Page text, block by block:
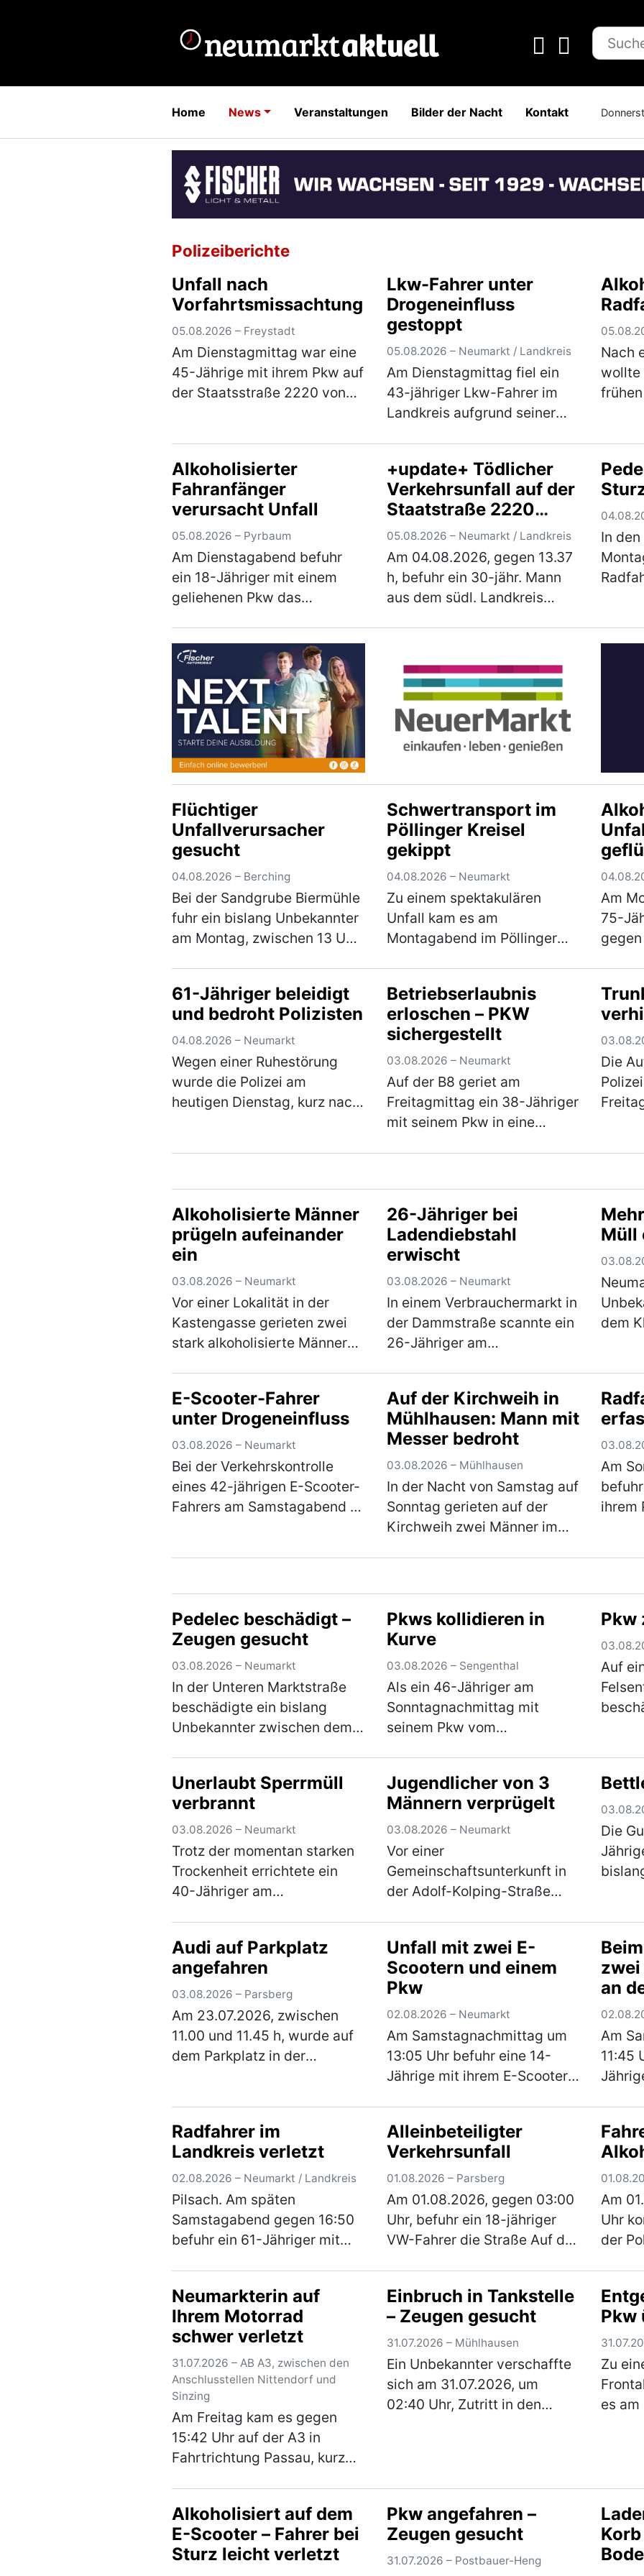
Home News Veranstaltungen Bilder der Nacht Kontakt
Polizeiberichte
Unfall nach
Vorfahrtsmissachtung
05.08.2026 – Freystadt
Am Dienstagmittag war eine
45-Jährige mit ihrem Pkw auf
der Staatsstraße 2220 von
Kreuzung mit der
Staatsstraße 2238 die
Vorfahrt eine…(mehr)
Lkw-Fahrer unter
Drogeneinfluss
gestoppt
05.08.2026 – Neumarkt / Landkreis
Am Dienstagmittag fiel ein
43-jähriger Lkw-Fahrer im
Landkreis aufgrund seiner
Verkehrskontrolle wurde
festgestellt, dass der Herr
unter dem Einflus…(mehr)
Nach
wollte
(mehr)
Alkoholisierter
Fahranfänger
verursacht Unfall
05.08.2026 – Pyrbaum
Am Dienstagabend befuhr
ein 18-Jähriger mit einem
geliehenen Pkw das
hierbei einige Runden um
einen Fischweiher. Hierbei
verlor der Fahranfänger …
(mehr)
+update+ Tödlicher
Verkehrsunfall auf der
Staatstraße 2220
zwischen Lengenfeld
und
Trocknungsanlage
05.08.2026 – Neumarkt / Landkreis
Am 04.08.2026, gegen 13.37
h, befuhr ein 30-jähr. Mann
aus dem südl. Landkreis
Fahrtrichtung Lengenfeld.
Ca. 500 m nach der
Trocknung…(mehr)
In
Flüchtiger
Unfallverursacher
gesucht
04.08.2026 – Berching
Bei der Sandgrube Biermühle
fuhr ein bislang Unbekannter
am Montag, zwischen 13 Uhr
Eingangstor und verursachte
einen Sachschaden in Höhe
von rund 5.000 €. Der…
(mehr)
Schwertransport im
Pöllinger Kreisel
gekippt
04.08.2026 – Neumarkt
Zu einem spektakulären
Unfall kam es am
Montagabend im Pöllinger
während der Fahrt die Achse,
woraufhin der Nachläufer des
Sattelaufliegers umkippte
und e…(mehr)
Am
75-
sich
von
den
61-Jähriger beleidigt
und bedroht Polizisten
04.08.2026 – Neumarkt
Wegen einer Ruhestörung
wurde die Polizei am
heutigen Dienstag, kurz nach
über den Besuch jedoch
nicht…(mehr)
Betriebserlaubnis
erloschen – PKW
sichergestellt
03.08.2026 – Neumarkt
Auf der B8 geriet am
Freitagmittag ein 38-Jähriger
mit seinem Pkw in eine
Veränderungen
vorgenommen hatte, die zum
Erlöschen d…(mehr)
Die
Alkoholisierte Männer
prügeln aufeinander
ein
03.08.2026 – Neumarkt
Vor einer Lokalität in der
Kastengasse gerieten zwei
stark alkoholisierte Männer
einen Streit, in dessen Verlauf
die beiden gegenseitig
aufeinander ein…(mehr)
26-Jähriger bei
Ladendiebstahl
erwischt
03.08.2026 – Neumarkt
In einem Verbrauchermarkt in
der Dammstraße scannte ein
26-Jähriger am
Waren im Wert von rund 20 €
scannte er nicht und wollte
den Laden ohne d…(mehr)
Müll
dem
sich
E-Scooter-Fahrer
unter Drogeneinfluss
03.08.2026 – Neumarkt
Bei der Verkehrskontrolle
eines 42-jährigen E-Scooter-
Fahrers am Samstagabend in
Weiterfahrt wurde…
(mehr)
Auf der Kirchweih in
Mühlhausen: Mann mit
Messer bedroht
03.08.2026 – Mühlhausen
In der Nacht von Samstag auf
Sonntag gerieten auf der
Kirchweih zwei Männer im
zückte der Jüngere ein
Messer und bedr…(mehr)
Am
ihrem
die
Pedelec beschädigt –
Zeugen gesucht
03.08.2026 – Neumarkt
In der Unteren Marktstraße
beschädigte ein bislang
Unbekannter zwischen dem
ein verperrt abgestelltes
Fahrrad. Der Täter baute den
Sattel ab und r…(mehr)
Pkws kollidieren in
Kurve
03.08.2026 – Sengenthal
Als ein 46-Jähriger am
Sonntagnachmittag mit
seinem Pkw vom
wollte, kollidierte er mit dem
Pkw einer 54-Jährigen, die
nicht weit genug rechts fuhr.
…(mehr)
Pkw
Auf
linke
Unerlaubt Sperrmüll
verbrannt
03.08.2026 – Neumarkt
Trotz der momentan starken
Trockenheit errichtete ein
40-Jähriger am
und verbrannte darin
Sperrmüll. Er musste das
Feuer wieder löschen und
erhält nun eine A…(mehr)
Jugendlicher von 3
Männern verprügelt
03.08.2026 – Neumarkt
Vor einer
Gemeinschaftsunterkunft in
der Adolf-Kolping-Straße
Jähriger von drei
unbekannten Tätern
angegriffen. Nach einem
vorangegangenem Streit
prügelten die Männ…(mehr)
Die
auf
Man…
Audi auf Parkplatz
angefahren
03.08.2026 – Parsberg
Am 23.07.2026, zwischen
11.00 und 11.45 h, wurde auf
dem Parkplatz in der
angefahren. Der Audi wurde
vorne links (Kotflügel und
Stoßs…(mehr)
Unfall mit zwei E-
Scootern und einem
Pkw
02.08.2026 – Neumarkt
Am Samstagnachmittag um
13:05 Uhr befuhr eine 14-
Jährige mit ihrem E-Scooter
Straße. Hinter ihr fuhr eine
ebenfalls 14-Jährige auch mit
ihrem E-Scoote…(mehr)
an
Am
11:45
er
(mehr)
Radfahrer im
Landkreis verletzt
02.08.2026 – Neumarkt / Landkreis
Pilsach. Am späten
Samstagabend gegen 16:50
befuhr ein 61-Jähriger mit
Richtung Wimmersdorf. In
einer Linkskurve kam er beim
Versuch einer Unebenheit a…
(mehr)
Alleinbeteiligter
Verkehrsunfall
01.08.2026 – Parsberg
Am 01.08.2026, gegen 03:00
Uhr, befuhr ein 18-jähriger
VW-Fahrer die Straße Auf der
von der Fahrbahn ab und
stieß mit einem geparkten
Pkw zusammen. Das …
(mehr)
Am
Uhr
der
im
Neumarkterin auf
Ihrem Motorrad
schwer verletzt
31.07.2026 – AB A3, zwischen den
Anschlusstellen Nittendorf und
Sinzing
Am Freitag kam es gegen
15:42 Uhr auf der A3 in
Fahrtrichtung Passau, kurz
zwischen einem Motorrad
und einem Pkw. Aufgrund des
ferienbedingten, …(mehr)
Einbruch in Tankstelle
– Zeugen gesucht
31.07.2026 – Mühlhausen
Ein Unbekannter verschaffte
sich am 31.07.2026, um
02:40 Uhr, Zutritt in den
dortigen Schiebetüre
einschlug. Aus dem Innen…
(mehr)
Pkw
Zu
es
Alkoholisiert auf dem
E-Scooter – Fahrer bei
Sturz leicht verletzt
Pkw angefahren –
Zeugen gesucht
31.07.2026 – Postbauer-Heng